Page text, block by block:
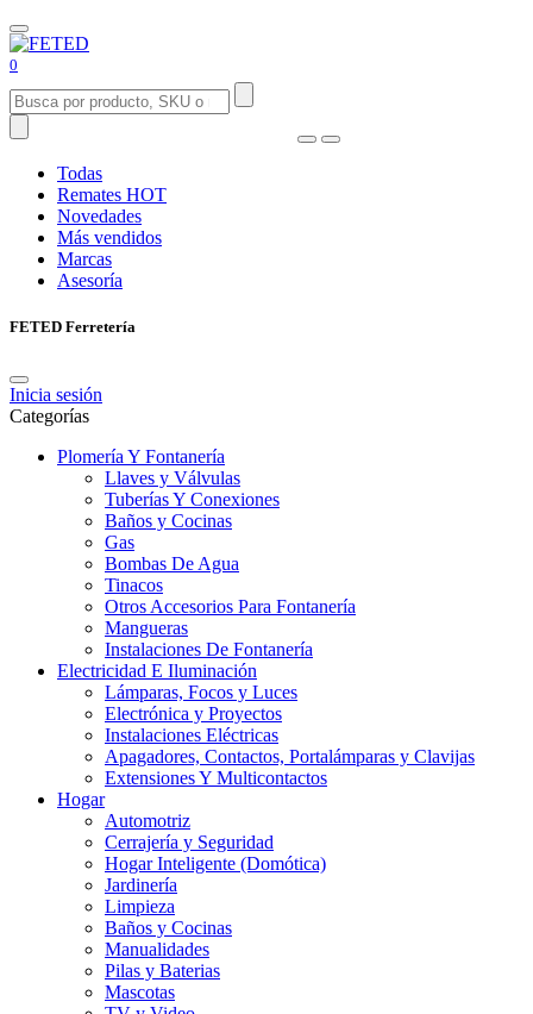
0
Todas
Remates HOT
Novedades
Más vendidos
Marcas
Asesoría
FETED Ferretería
Inicia sesión
Categorías
Plomería Y Fontanería
Llaves y Válvulas
Tuberías Y Conexiones
Baños y Cocinas
Gas
Bombas De Agua
Tinacos
Otros Accesorios Para Fontanería
Mangueras
Instalaciones De Fontanería
Electricidad E Iluminación
Lámparas, Focos y Luces
Electrónica y Proyectos
Instalaciones Eléctricas
Apagadores, Contactos, Portalámparas y Clavijas
Extensiones Y Multicontactos
Hogar
Automotriz
Cerrajería y Seguridad
Hogar Inteligente (Domótica)
Jardinería
Limpieza
Baños y Cocinas
Manualidades
Pilas y Baterias
Mascotas